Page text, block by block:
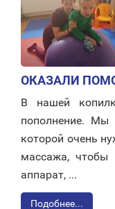
ОКАЗАЛИ
В нашей
пополнение.
которой очень
массажа, чтобы
аппарат, ...
Подобнее...